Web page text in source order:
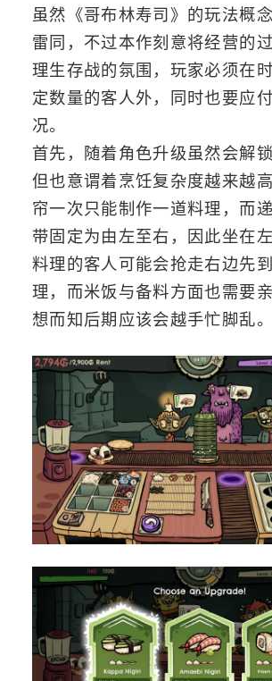
虽然《哥布林寿司》的玩法概
雷同，不过本作刻意将经营的
理生存战的氛围，玩家必须在
定数量的客人外，同时也要应
况。
首先，随着角色升级虽然会解锁
但也意谓着烹饪复杂度越来越
帘一次只能制作一道料理，而
带固定为由左至右，因此坐在
料理的客人可能会抢走右边先
理，而米饭与备料方面也需要
想而知后期应该会越手忙脚乱。